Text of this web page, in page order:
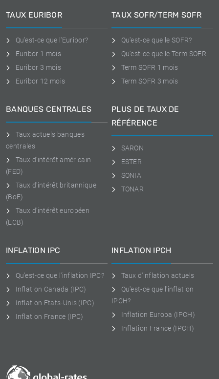
TAUX EURIBOR
Qu'est-ce que l'Euribor?
Euribor 1 mois
Euribor 3 mois
Euribor 12 mois
TAUX SOFR/TERM SOFR
Qu'est-ce que le SOFR?
Qu'est-ce que le Term SOFR
Term SOFR 1 mois
Term SOFR 3 mois
BANQUES CENTRALES
Taux actuels banques
centrales
Taux d'intérêt américain
(FED)
Taux d'intérêt britannique
(BoE)
Taux d'intérêt européen
(ECB)
PLUS DE TAUX DE
RÉFÉRENCE
SARON
ESTER
SONIA
TONAR
INFLATION IPC
Qu'est-ce que l'inflation IPC?
Inflation Canada (IPC)
Inflation Etats-Unis (IPC)
Inflation France (IPC)
INFLATION IPCH
Taux d'inflation actuels
Qu'est-ce que l'inflation
IPCH?
Inflation Europa (IPCH)
Inflation France (IPCH)